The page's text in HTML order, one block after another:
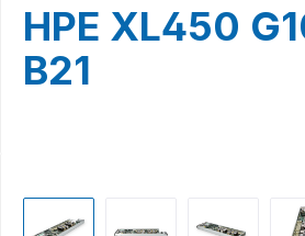
HPE XL450
B21